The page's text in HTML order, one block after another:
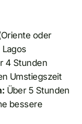
oder
4 Stunden
Umstiegszeit
Über 5 Stunden
bessere